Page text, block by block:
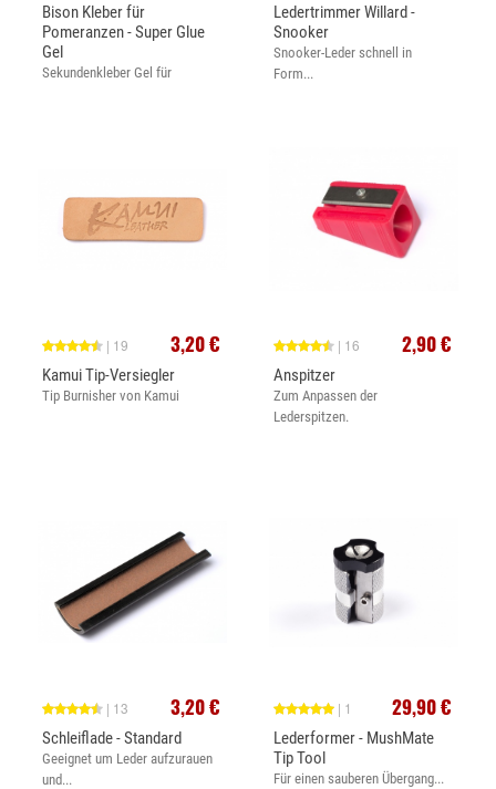
Bison Kleber für
Pomeranzen - Super Glue
Gel
Sekundenkleber Gel für
Ledertrimmer Willard -
Snooker
Snooker-Leder schnell in
Form...
3,20 €
| 19
Kamui Tip-Versiegler
Tip Burnisher von Kamui
2,90 €
| 16
Anspitzer
Zum Anpassen der
Lederspitzen.
3,20 €
| 13
Schleiflade - Standard
Geeignet um Leder aufzurauen
und...
29,90 €
| 1
Lederformer - MushMate
Tip Tool
Für einen sauberen Übergang...